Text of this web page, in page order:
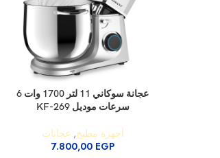
إضافة إلى السلة
عجانة سوكاني 11 لتر 1700 وات 6
سرعات موديل KF-269
أجهزة مطبخ, عجانات
7.800,00 EGP